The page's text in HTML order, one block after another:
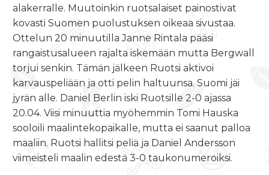
alakerralle. Muutoinkin ruotsalaiset painostivat
kovasti Suomen puolustuksen oikeaa sivustaa.
Ottelun 20 minuutilla Janne Rintala pääsi
rangaistusalueen rajalta iskemään mutta Bergwall
torjui senkin. Tämän jälkeen Ruotsi aktivoi
karvauspeliään ja otti pelin haltuunsa. Suomi jäi
jyrän alle. Daniel Berlin iski Ruotsille 2-0 ajassa
20.04. Viisi minuuttia myöhemmin Tomi Hauska
sooloili maalintekopaikalle, mutta ei saanut palloa
maaliin. Ruotsi hallitsi peliä ja Daniel Andersson
viimeisteli maalin edestä 3-0 taukonumeroiksi.